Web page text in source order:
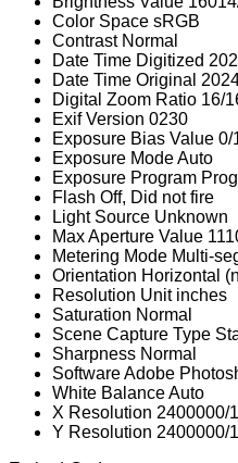
Color Space sRGB
Contrast Normal
Date Time Digitized
Date Time Original
Digital Zoom Ratio 16/
Exif Version 0230
Exposure Bias Value 0/
Exposure ModeAuto
Exposure Program
Flash Off, Did not fire
Light Source Unknown
Max Aperture Value
Metering Mode Multi-
Orientation Horizontal
Resolution Unit inches
Saturation Normal
Scene Capture Type
Sharpness Normal
SoftwareAdobe
White BalanceAuto
X Resolution 2400000/
Y Resolution 2400000/